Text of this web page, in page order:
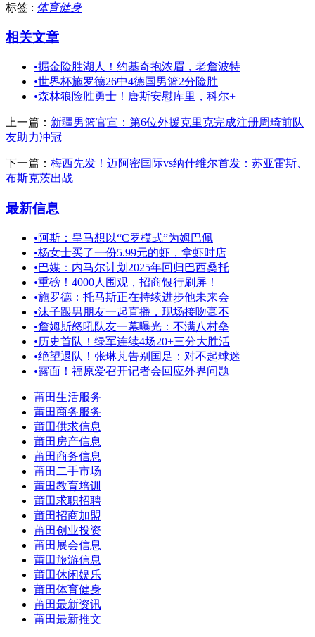
标签 : 体育健身
相关文章
•掘金险胜湖人！约基奇抱浓眉，老詹波特
•世界杯施罗德26中4德国男篮2分险胜
•森林狼险胜勇士！唐斯安慰库里，科尔+
上一篇： 新疆男篮官宣：第6位外援克里克完成注册周琦前队
友助力冲冠
下一篇： 梅西先发！迈阿密国际vs纳什维尔首发：苏亚雷斯、
布斯克茨出战
最新信息
•阿斯：皇马想以“C罗模式”为姆巴佩
•杨女士买了一份5.99元的虾，拿虾时店
•巴媒：内马尔计划2025年回归巴西桑托
•重磅！4000人围观，招商银行刷屏！
•施罗德：托马斯正在持续进步他未来会
•沫子跟男朋友一起直播，现场接吻毫不
•詹姆斯怒吼队友一幕曝光：不满八村垒
•历史首队！绿军连续4场20+三分大胜活
•绝望退队！张琳芃告别国足：对不起球迷
•露面！福原爱召开记者会回应外界问题
莆田生活服务
莆田商务服务
莆田供求信息
莆田房产信息
莆田商务信息
莆田二手市场
莆田教育培训
莆田求职招聘
莆田招商加盟
莆田创业投资
莆田展会信息
莆田旅游信息
莆田休闲娱乐
莆田体育健身
莆田最新资讯
莆田最新推文